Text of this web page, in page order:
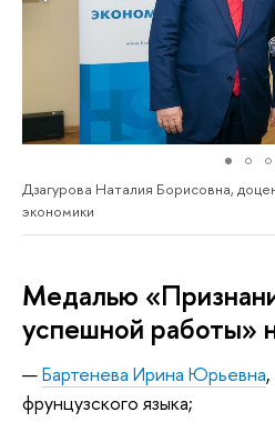
Дзагурова Наталия Борисовна,
экономики
Медалью
успешной работы»
Бартенева Ирина Юрьевна
фрунцузского языка;